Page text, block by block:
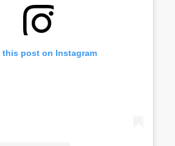
this post on Instagram